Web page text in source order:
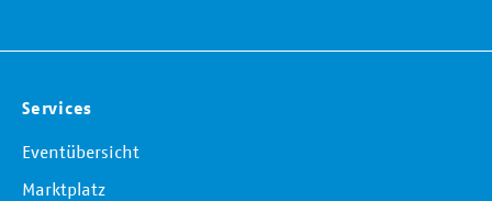
Services
Eventübersicht
Marktplatz